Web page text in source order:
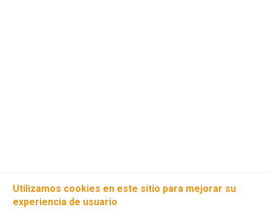
Utilizamos cookies en este sitio para mejorar su
experiencia de usuario